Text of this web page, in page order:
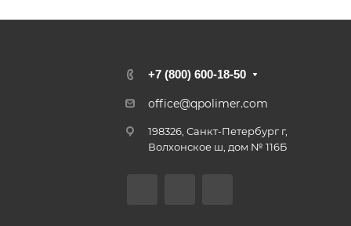
+7 (800) 600-18-50
office@qpolimer.com
198326, Санкт-Петербург г,
Волхонское ш, дом № 116Б